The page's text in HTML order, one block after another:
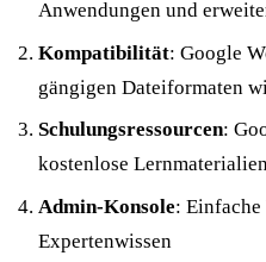
Anwendungen und
Kompatibilität: Google
gängigen Dateiformaten
Schulungsressourcen:
kostenlose
Admin-Konsole:
Expertenwissen